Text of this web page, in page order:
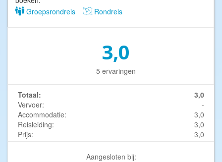
Groepsrondreis
Rondreis
3,0
5 ervaringen
Totaal:
3,0
Vervoer:
-
Accommodatie:
3,0
Reisleiding:
3,0
Prijs:
3,0
Aangesloten bij: